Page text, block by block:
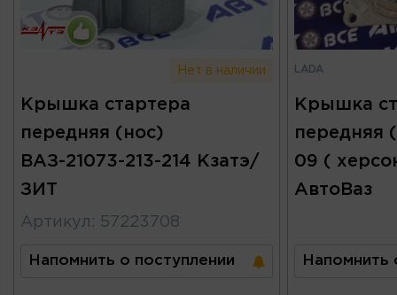
Нет в наличии
Крышка стартера
передняя (нос)
ВАЗ-21073-213-214 Кзатэ/
ЗИТ
Артикул : 57223708
Напомнить о поступлении
LADA
Крышка
передняя
09 (
АвтоВаз
Напомнить